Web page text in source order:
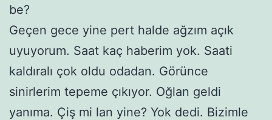
be?
Geçen gece yine pert halde ağzım açık
uyuyorum. Saat kaç haberim yok. Saati
kaldıralı çok oldu odadan. Görünce
sinirlerim tepeme çıkıyor. Oğlan geldi
yanıma. Çiş mi lan yine? Yok dedi. Bizimle